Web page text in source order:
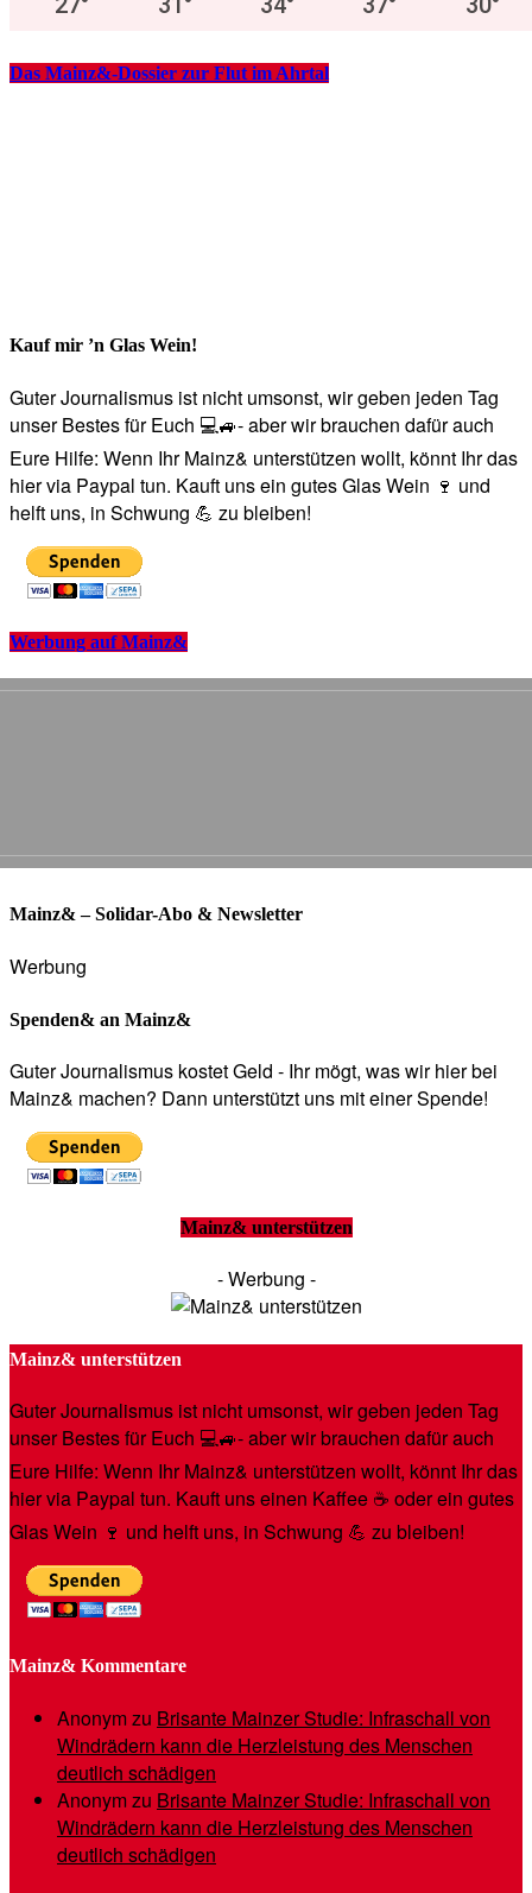
Das Mainz&-Dossier zur Flut im Ahrtal
Kauf mir ’n Glas Wein!
Guter Journalismus ist nicht umsonst, wir geben jeden Tag
unser Bestes für Euch 💻🚙- aber wir brauchen dafür auch
Eure Hilfe: Wenn Ihr Mainz& unterstützen wollt, könnt Ihr das
hier via Paypal tun. Kauft uns ein gutes Glas Wein 🍷 und
helft uns, in Schwung 💪 zu bleiben!
Werbung auf Mainz&
Mainz& – Solidar-Abo & Newsletter
Werbung
Spenden& an Mainz&
Guter Journalismus kostet Geld - Ihr mögt, was wir hier bei
Mainz& machen? Dann unterstützt uns mit einer Spende!
Mainz& unterstützen
- Werbung -
Mainz& unterstützen
Guter Journalismus ist nicht umsonst, wir geben jeden Tag
unser Bestes für Euch 💻🚙- aber wir brauchen dafür auch
Eure Hilfe: Wenn Ihr Mainz& unterstützen wollt, könnt Ihr das
hier via Paypal tun. Kauft uns einen Kaffee ☕️ oder ein gutes
Glas Wein 🍷 und helft uns, in Schwung 💪 zu bleiben!
Mainz& Kommentare
Anonymzu Brisante Mainzer Studie: Infraschall von
Windrädern kann die Herzleistung des Menschen
deutlich schädigen
Anonymzu Brisante Mainzer Studie: Infraschall von
Windrädern kann die Herzleistung des Menschen
deutlich schädigen